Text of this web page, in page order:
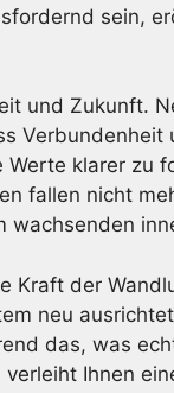
sein,
und Zukunft.
Verbundenheit
klarer zu
fallen nicht
wachsenden
Kraft der
neu
das, was
Ihnen